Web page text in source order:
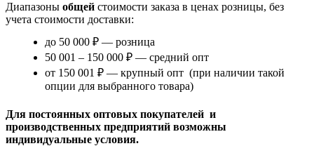
Диапазоны общей стоимости заказа в ценах розницы, без
учета стоимости доставки:
до 50 000 ₽ — розница
50 001 – 150 000 ₽ — средний опт
от 150 001 ₽ — крупный опт (при наличии такой
опции для выбранного товара)
Для постоянных оптовых покупателей и
производственных предприятий возможны
индивидуальные условия.